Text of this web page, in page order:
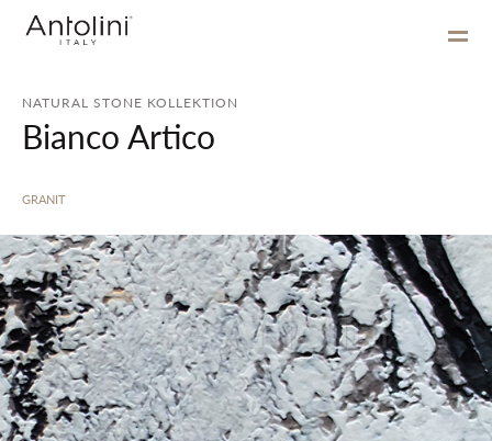
NATURAL STONE KOLLEKTION
Bianco Artico
GRANIT